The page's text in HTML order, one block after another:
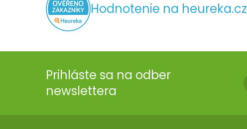
Hodnotenie na heureka.cz
Prihláste sa na odber
newslettera